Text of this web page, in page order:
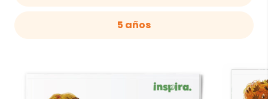
5 años